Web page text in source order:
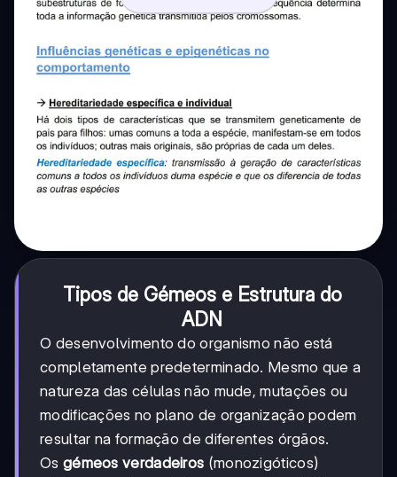
Tipos de Gémeos e Estrutura do
ADN
O desenvolvimento do organismo não está
completamente predeterminado. Mesmo que a
natureza das células não mude, mutações ou
modificações no plano de organização podem
resultar na formação de diferentes órgãos.
Os gémeos verdadeiros (monozigóticos)